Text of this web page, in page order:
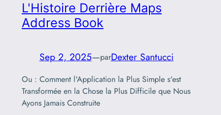
L'Histoire Derrière Maps
Address Book
Sep 2, 2025—parDexter Santucci
Ou : Comment l'Application la Plus Simple s'est
Transformée en la Chose la Plus Difficile que Nous
Ayons Jamais Construite